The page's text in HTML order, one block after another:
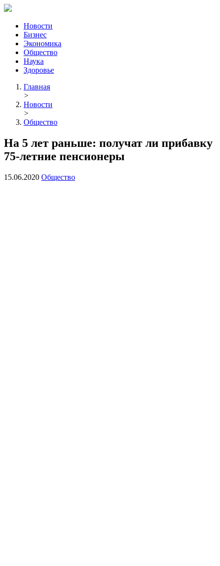
Новости
Бизнес
Экономика
Общество
Наука
Здоровье
Главная
>
Новости
>
Общество
На 5 лет раньше: получат ли прибавку
75-летние пенсионеры
15.06.2020 Общество